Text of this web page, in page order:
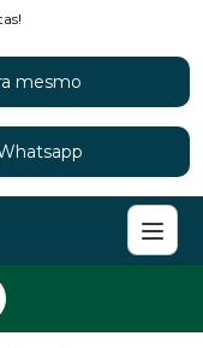
mesmo